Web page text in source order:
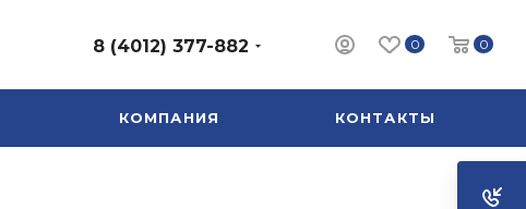
0 0
8 (4012) 377-882
КОМПАНИЯ КОНТАКТЫ